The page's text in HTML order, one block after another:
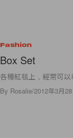
Fashion
Box Set
各種紅毯上，經常可
By Rosalie/2012年3月28